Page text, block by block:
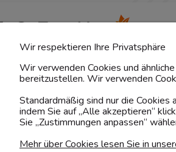
Basierend auf 373 Bewertungen
Wir respektieren Ihre Privatsphäre
Wir verwenden Cookies und
bereitzustellen. Wir verwenden
Standardmäßig sind nur die
indem Sie auf „Alle akzeptieren“
Sie „Zustimmungen anpassen“
Mehr über Cookies lesen Sie in